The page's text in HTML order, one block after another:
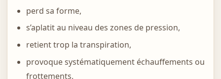
perd sa forme,
s’aplatit au niveau des zones de pression,
retient trop la transpiration,
provoque systématiquement échauffements ou
frottements.